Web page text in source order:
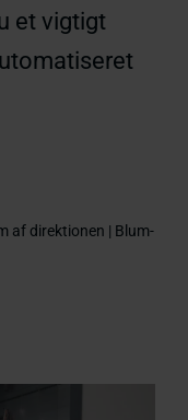
et vigtigt
af direktionen | Blum-